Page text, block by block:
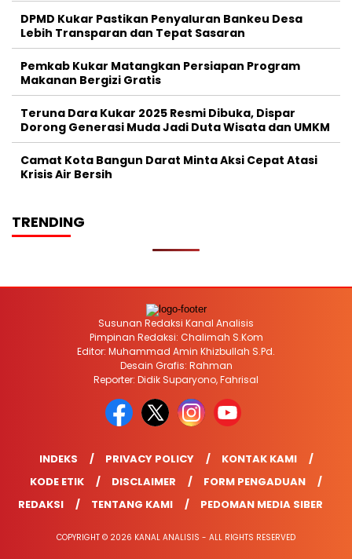
DPMD Kukar Pastikan Penyaluran Bankeu Desa
Lebih Transparan dan Tepat Sasaran
Pemkab Kukar Matangkan Persiapan Program
Makanan Bergizi Gratis
Teruna Dara Kukar 2025 Resmi Dibuka, Dispar
Dorong Generasi Muda Jadi Duta Wisata dan UMKM
Camat Kota Bangun Darat Minta Aksi Cepat Atasi
Krisis Air Bersih
TRENDING
Susunan Redaksi Kanal Analisis
Pimpinan Redaksi: Chalimah S.Kom
Editor: Muhammad Amin Khizbullah S.Pd.
Desain Grafis: Rahman
Reporter: Didik Suparyono, Fahrisal
INDEKS PRIVACY POLICY
KONTAK KAMI
KODE ETIK
DISCLAIMER
FORM PENGADUAN
REDAKSI
TENTANG KAMI PEDOMAN MEDIA SIBER
COPYRIGHT © 2026 KANAL ANALISIS - ALL RIGHTS RESERVED